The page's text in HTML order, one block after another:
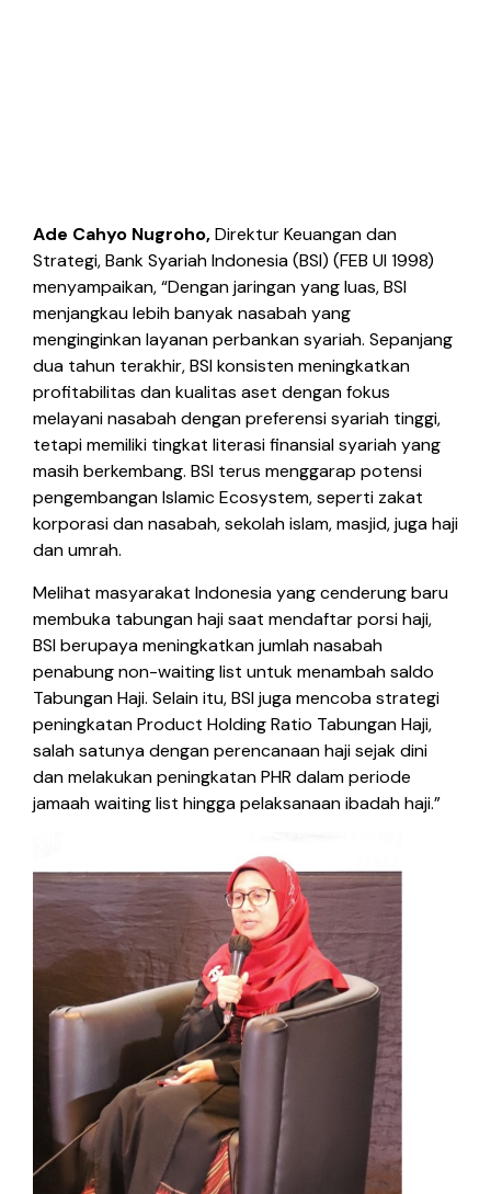
Ade Cahyo Nugroho,Direktur Keuangan dan
Strategi, Bank Syariah Indonesia (BSI) (FEB UI 1998)
menyampaikan, “Dengan jaringan yang luas, BSI
menjangkau lebih banyak nasabah yang
menginginkan layanan perbankan syariah. Sepanjang
dua tahun terakhir, BSI konsisten meningkatkan
profitabilitas dan kualitas aset dengan fokus
melayani nasabah dengan preferensi syariah tinggi,
tetapi memiliki tingkat literasi finansial syariah yang
masih berkembang. BSI terus menggarap potensi
pengembangan Islamic Ecosystem, seperti zakat
korporasi dan nasabah, sekolah islam, masjid, juga haji
dan umrah.
Melihat masyarakat Indonesia yang cenderung baru
membuka tabungan haji saat mendaftar porsi haji,
BSI berupaya meningkatkan jumlah nasabah
penabung non-waiting list untuk menambah saldo
Tabungan Haji. Selain itu, BSI juga mencoba strategi
peningkatan Product Holding Ratio Tabungan Haji,
salah satunya dengan perencanaan haji sejak dini
dan melakukan peningkatan PHR dalam periode
jamaah waiting list hingga pelaksanaan ibadah haji.”